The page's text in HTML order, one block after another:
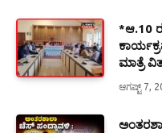
*ಆ.10
ಮಾತ್ರೆ
ಆಗಷ್ಟ್ 7,